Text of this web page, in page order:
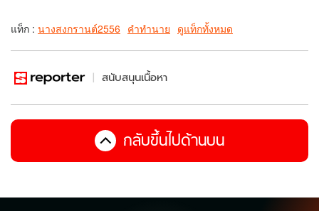
แท็ก : นางสงกรานต์2556 คำทำนาย ดูแท็กทั้งหมด
สนับสนุนเนื้อหา
กลับขึ้นไปด้านบน